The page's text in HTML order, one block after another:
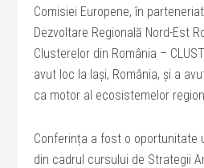
Comisiei Europene, în
Dezvoltare Regională Nord-Est
Clusterelor din România –
avut loc la Iași, România, și a
ca motor al ecosistemelor
Conferința a fost o oportunitate
din cadrul cursului de Strategii